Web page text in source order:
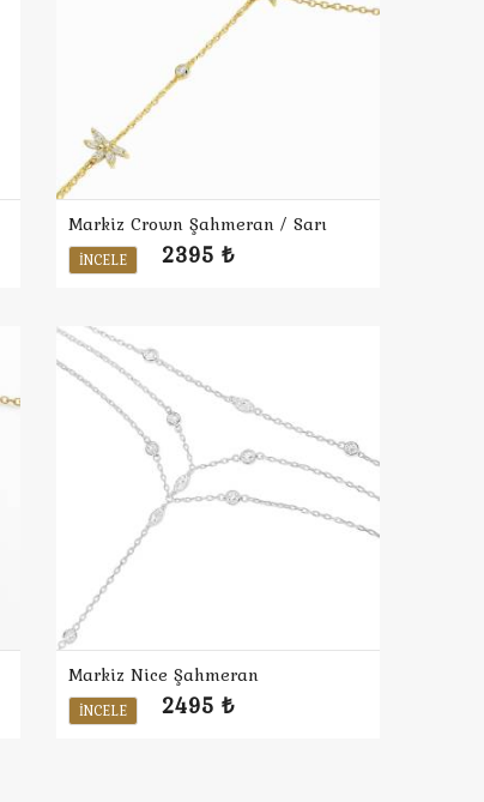
Markiz Crown Şahmeran / Sarı
İNCELE 2395 ₺
Markiz Nice Şahmeran
İNCELE 2495 ₺